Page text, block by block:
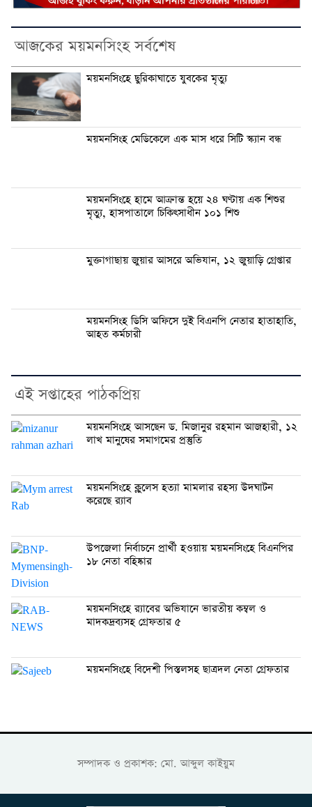
আজকের ময়মনসিংহ সর্বশেষ
ময়মনসিংহে ছুরিকাঘাতে যুবকের মৃত্যু
ময়মনসিংহ মেডিকেলে এক মাস ধরে সিটি স্ক্যান বন্ধ
ময়মনসিংহে হামে আক্রান্ত হয়ে ২৪ ঘণ্টায় এক শিশুর
মৃত্যু, হাসপাতালে চিকিৎসাধীন ১০১ শিশু
মুক্তাগাছায় জুয়ার আসরে অভিযান, ১২ জুয়াড়ি গ্রেপ্তার
ময়মনসিংহ ডিসি অফিসে দুই বিএনপি নেতার হাতাহাতি,
আহত কর্মচারী
এই সপ্তাহের পাঠকপ্রিয়
ময়মনসিংহে আসছেন ড. মিজানুর রহমান আজহারী, ১২
লাখ মানুষের সমাগমের প্রস্তুতি
ময়মনসিংহে ক্লুলেস হত্যা মামলার রহস্য উদঘাটন
করেছে র‍্যাব
উপজেলা নির্বাচনে প্রার্থী হওয়ায় ময়মনসিংহে বিএনপির
১৮ নেতা বহিষ্কার
ময়মনসিংহে র‍্যাবের অভিযানে ভারতীয় কম্বল ও
মাদকদ্রব্যসহ গ্রেফতার ৫
ময়মনসিংহে বিদেশী পিস্তলসহ ছাত্রদল নেতা গ্রেফতার
সম্পাদক ও প্রকাশক: মো. আব্দুল কাইয়ুম